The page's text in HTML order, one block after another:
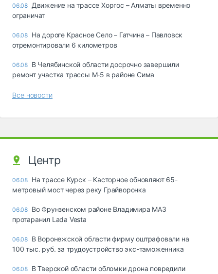
06.08 Движение на трассе Хоргос – Алматы временно
ограничат
06.08 На дороге Красное Село – Гатчина – Павловск
отремонтировали 6 километров
06.08 В Челябинской области досрочно завершили
ремонт участка трассы М‑5 в районе Сима
Все новости
Центр
06.08 На трассе Курск – Касторное обновляют 65-
метровый мост через реку Грайворонка
06.08 Во Фрунзенском районе Владимира МАЗ
протаранил Lada Vesta
06.08 В Воронежской области фирму оштрафовали на
100 тыс. руб. за трудоустройство экс-таможенника
06.08 В Тверской области обломки дрона повредили